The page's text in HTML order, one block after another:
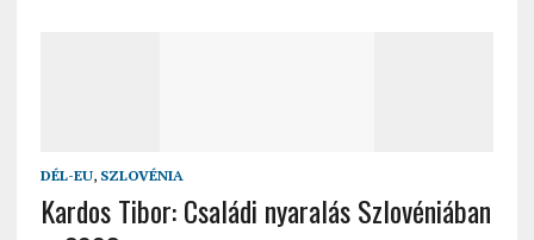
DÉL-EU, SZLOVÉNIA
Kardos Tibor: Családi nyaralás Szlovéniában